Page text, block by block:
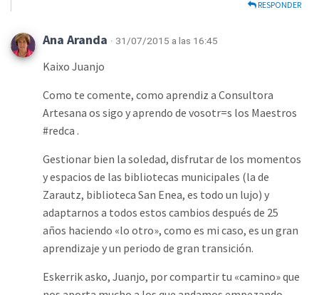
RESPONDER
Ana Aranda · 31/07/2015 a las 16:45
Kaixo Juanjo
Como te comente, como aprendiz a Consultora
Artesana os sigo y aprendo de vosotr=s los Maestros
#redca .
Gestionar bien la soledad, disfrutar de los momentos
y espacios de las bibliotecas municipales (la de
Zarautz, biblioteca San Enea, es todo un lujo) y
adaptarnos a todos estos cambios después de 25
años haciendo «lo otro», como es mi caso, es un gran
aprendizaje y un periodo de gran transición.
Eskerrik asko, Juanjo, por compartir tu «camino» que